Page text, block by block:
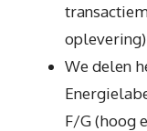
We delen
F/G (hoog